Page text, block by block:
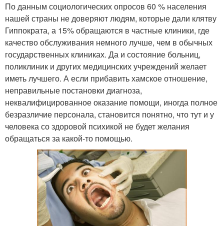
По данным социологических опросов 60 % населения
нашей страны не доверяют людям, которые дали клятву
Гиппократа, а 15% обращаются в частные клиники, где
качество обслуживания немного лучше, чем в обычных
государственных клиниках. Да и состояние больниц,
поликлиник и других медицинских учреждений желает
иметь лучшего. А если прибавить хамское отношение,
неправильные постановки диагноза,
неквалифицированное оказание помощи, иногда полное
безразличие персонала, становится понятно, что тут и у
человека со здоровой психикой не будет желания
обращаться за какой-то помощью.